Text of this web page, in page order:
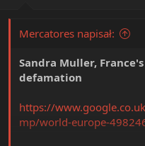
Mercatores napisał:
Sandra Muller,
defamation
https://
mp/world-europe-